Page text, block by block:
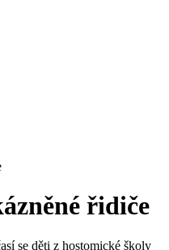
řidiče
se děti z hostomické školy